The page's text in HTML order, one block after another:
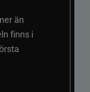
än
finns i